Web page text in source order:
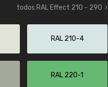
todos RAL Effect 210 - 290
RAL 210-4
RAL 220-1